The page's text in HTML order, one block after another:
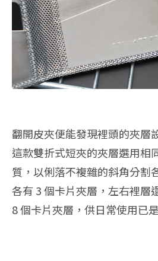
翻開皮夾便能發現裡頭的夾層
這款雙折式短夾的夾層選用相
質，以俐落不複雜的斜角分割
各有 3 個卡片夾層，左右裡層
8 個卡片夾層，供日常使用已